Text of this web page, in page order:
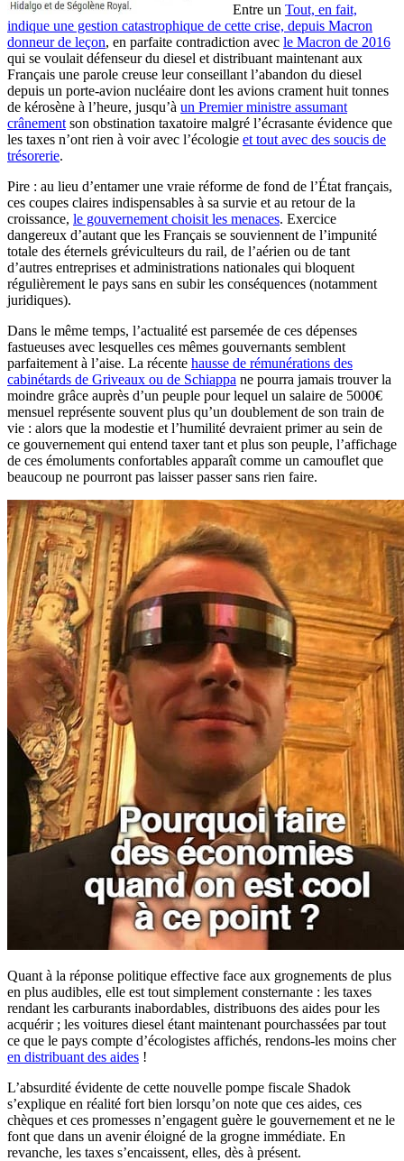
Entre un Tout, en fait,
indique une gestion catastrophique de cette crise, depuis Macron
donneur de leçon, en parfaite contradiction avec le Macron de 2016
qui se voulait défenseur du diesel et distribuant maintenant aux
Français une parole creuse leur conseillant l’abandon du diesel
depuis un porte-avion nucléaire dont les avions crament huit tonnes
de kérosène à l’heure, jusqu’à un Premier ministre assumant
crânement son obstination taxatoire malgré l’écrasante évidence que
les taxes n’ont rien à voir avec l’écologie et tout avec des soucis de
trésorerie.
Pire : au lieu d’entamer une vraie réforme de fond de l’État français,
ces coupes claires indispensables à sa survie et au retour de la
croissance, le gouvernement choisit les menaces. Exercice
dangereux d’autant que les Français se souviennent de l’impunité
totale des éternels gréviculteurs du rail, de l’aérien ou de tant
d’autres entreprises et administrations nationales qui bloquent
régulièrement le pays sans en subir les conséquences (notamment
juridiques).
Dans le même temps, l’actualité est parsemée de ces dépenses
fastueuses avec lesquelles ces mêmes gouvernants semblent
parfaitement à l’aise. La récente hausse de rémunérations des
cabinétards de Griveaux ou de Schiappa ne pourra jamais trouver la
moindre grâce auprès d’un peuple pour lequel un salaire de 5000€
mensuel représente souvent plus qu’un doublement de son train de
vie : alors que la modestie et l’humilité devraient primer au sein de
ce gouvernement qui entend taxer tant et plus son peuple, l’affichage
de ces émoluments confortables apparaît comme un camouflet que
beaucoup ne pourront pas laisser passer sans rien faire.
Quant à la réponse politique effective face aux grognements de plus
en plus audibles, elle est tout simplement consternante : les taxes
rendant les carburants inabordables, distribuons des aides pour les
acquérir ; les voitures diesel étant maintenant pourchassées par tout
ce que le pays compte d’écologistes affichés, rendons-les moins cher
en distribuant des aides !
L’absurdité évidente de cette nouvelle pompe fiscale Shadok
s’explique en réalité fort bien lorsqu’on note que ces aides, ces
chèques et ces promesses n’engagent guère le gouvernement et ne le
font que dans un avenir éloigné de la grogne immédiate. En
revanche, les taxes s’encaissent, elles, dès à présent.